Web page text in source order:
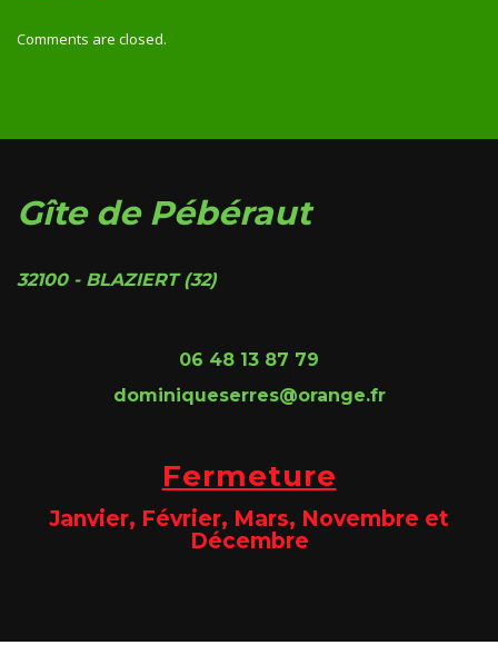
Comments are closed.
Gîte de Pébéraut
32100 - BLAZIERT (32)
06 48 13 87 79
dominiqueserres@orange.fr
Fermeture
Janvier, Février, Mars, Novembre et
Décembre